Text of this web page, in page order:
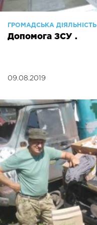
ГРОМАДСЬКА ДІЯЛЬНІСТЬ
Допомога ЗСУ .
09.08.2019